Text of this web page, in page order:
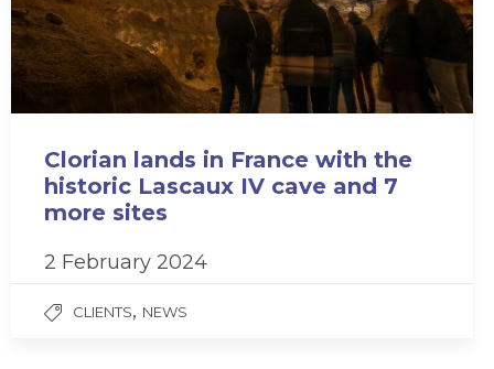
Clorian lands in France with the
historic Lascaux IV cave and 7
more sites
2 February 2024
CLIENTS, NEWS